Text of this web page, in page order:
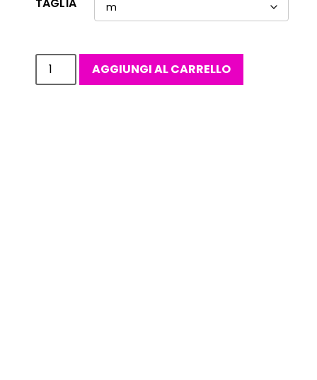
AGGIUNGI AL CARRELLO